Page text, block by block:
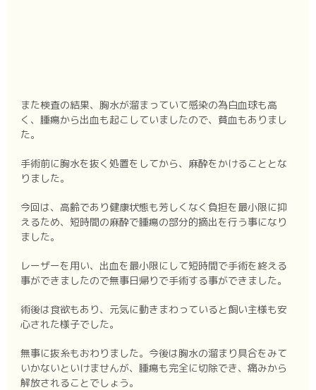
また検査の結果、胸水が溜まっていて感染の為白血球も高
く、腫瘍から出血も起こしていましたので、貧血もありまし
た。
手術前に胸水を抜く処置をしてから、麻酔をかけることとな
りました。
今回は、高齢であり健康状態も芳しくなく負担を最小限に抑
えるため、短時間の麻酔で腫瘍の部分的摘出を行う事になり
ました。
レーザーを用い、出血を最小限にして短時間で手術を終える
事ができましたので無事日帰りで手術する事ができました。
術後は食欲もあり、元気に動きまわっていると飼い主様も安
心された様子でした。
無事に抜糸もおわりました。今後は胸水の溜まり具合をみて
いかないといけませんが、腫瘍も完全に切除でき、痛みから
解放されることでしょう。